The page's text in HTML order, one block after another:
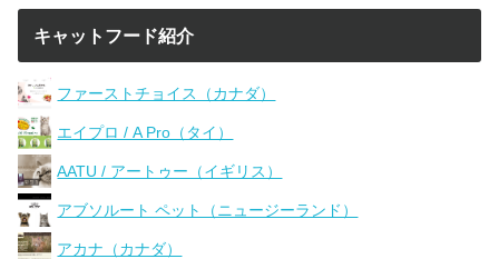
キャットフード紹介
ファーストチョイス（カナダ）
エイプロ / A Pro（タイ）
AATU / アートゥー（イギリス）
アブソルート ペット（ニュージーランド）
アカナ（カナダ）